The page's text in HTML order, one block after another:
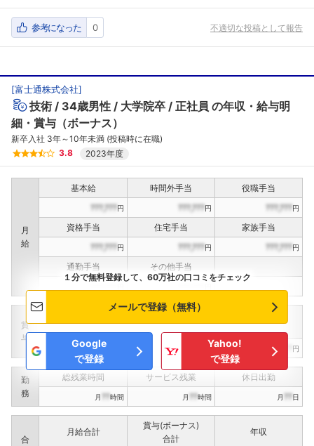
参考になった 0 不適切な投稿として報告
[富士通株式会社]
技術 34歳男性 大学院卒 正社員 の年収・給与明
細・賞与（ボーナス）
新卒入社 3年～10年未満 (投稿時に在職)
3.8
2023年度
月
給
基本給 時間外手当
役職手当
???,???円 ???,???円 ???,???円
資格手当 住宅手当
家族手当
???,???円 ???,???円 ???,???円
通勤手当
その他手当
賞
与
インセンティブ賞与
決算賞与
???,??? ???,??? 円 ???,??? 円
勤
務
総残業時間 サービス残業 休日出勤
月 ??時間 月 ??時間 月 ??日
合
月給合計
賞与(ボーナス)
合計
年収
１分で無料登録して、60万社の口コミをチェック
メールで登録（無料）
Google
で登録
Yahoo!
で登録